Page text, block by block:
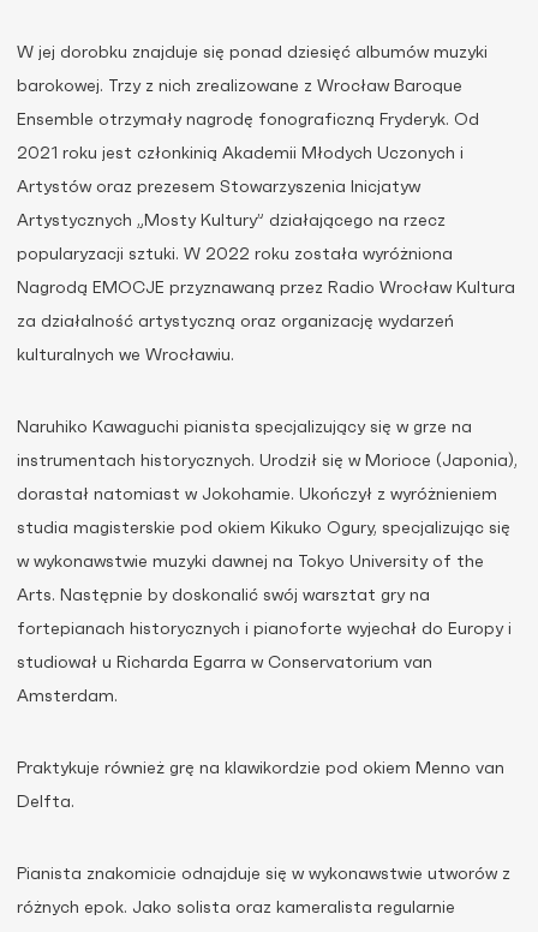
W jej dorobku znajduje się ponad dziesięć albumów muzyki
barokowej. Trzy z nich zrealizowane z Wrocław Baroque
Ensemble otrzymały nagrodę fonograficzną Fryderyk. Od
2021 roku jest członkinią Akademii Młodych Uczonych i
Artystów oraz prezesem Stowarzyszenia Inicjatyw
Artystycznych „Mosty Kultury” działającego na rzecz
popularyzacji sztuki. W 2022 roku została wyróżniona
Nagrodą EMOCJE przyznawaną przez Radio Wrocław Kultura
za działalność artystyczną oraz organizację wydarzeń
kulturalnych we Wrocławiu.
Naruhiko Kawaguchi pianista specjalizujący się w grze na
instrumentach historycznych. Urodził się w Morioce (Japonia),
dorastał natomiast w Jokohamie. Ukończył z wyróżnieniem
studia magisterskie pod okiem Kikuko Ogury, specjalizując się
w wykonawstwie muzyki dawnej na Tokyo University of the
Arts. Następnie by doskonalić swój warsztat gry na
fortepianach historycznych i pianoforte wyjechał do Europy i
studiował u Richarda Egarra w Conservatorium van
Amsterdam.
Praktykuje również grę na klawikordzie pod okiem Menno van
Delfta.
Pianista znakomicie odnajduje się w wykonawstwie utworów z
różnych epok. Jako solista oraz kameralista regularnie